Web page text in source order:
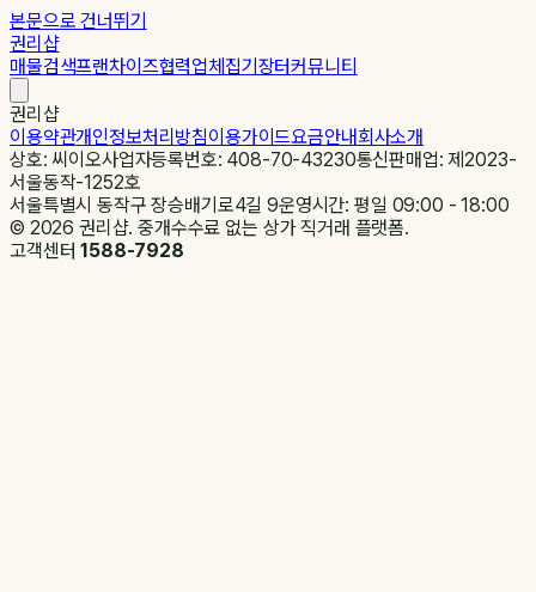
본문으로 건너뛰기
권리샵
매물검색프랜차이즈협력업체집기장터커뮤니티
권리샵
이용약관개인정보처리방침이용가이드요금안내회사소개
상호: 씨이오사업자등록번호: 408-70-43230통신판매업: 제2023-
서울동작-1252호
서울특별시 동작구 장승배기로4길 9운영시간: 평일 09:00 - 18:00
© 2026 권리샵. 중개수수료 없는 상가 직거래 플랫폼.
고객센터1588-7928